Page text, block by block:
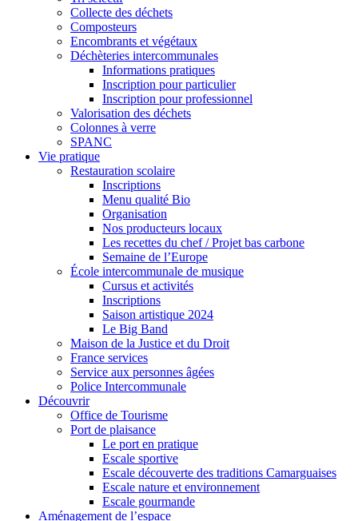
Collecte des déchets
Composteurs
Encombrants et végétaux
Déchèteries intercommunales
Informations pratiques
Inscription pour particulier
Inscription pour professionnel
Valorisation des déchets
Colonnes à verre
SPANC
Vie pratique
Restauration scolaire
Inscriptions
Menu qualité Bio
Organisation
Nos producteurs locaux
Les recettes du chef / Projet bas carbone
Semaine de l’Europe
École intercommunale de musique
Cursus et activités
Inscriptions
Saison artistique 2024
Le Big Band
Maison de la Justice et du Droit
France services
Service aux personnes âgées
Police Intercommunale
Découvrir
Office de Tourisme
Port de plaisance
Le port en pratique
Escale sportive
Escale découverte des traditions Camarguaises
Escale nature et environnement
Escale gourmande
Aménagement de l’espace